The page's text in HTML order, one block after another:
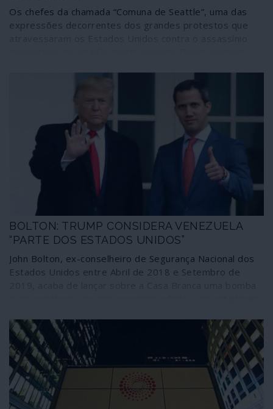
Os chefes da chamada “Comuna de Seattle”, uma das
expressões decorrentes dos grandes protestos que
regressarem a casa e apoiarem a campanha de Joe
Biden e do Partido Democrata para as eleições
presidenciais de Novembro. Terminou assim, nas mãos
do sistema dominante, um mês de ira e revolta
genuínas, na América e também na Europa, contra o
racismo e, em alguns casos, contra o neoliberalismo em
particular e o capitalismo em geral. Como era de prever,
para que tudo continue na mesma – ou pior.
BOLTON: TRUMP CONSIDERA VENEZUELA
“PARTE DOS ESTADOS UNIDOS”
John Bolton, ex-conselheiro de Segurança Nacional dos
Estados Unidos entre Abril de 2018 e Setembro de
comprometendo não só diferentes aspectos da política
doméstica, como principalmente as relações externas
daquela que, embora decadente, ainda é a maior
superpotência do mundo.